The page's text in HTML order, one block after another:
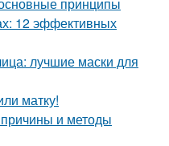
12 эффективных
лучшие маски для
матку!
и методы